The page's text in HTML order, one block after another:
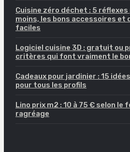
Cuisine zéro déchet : 5
moins, les bons accessoires et
faciles
Logiciel cuisine 3D : gratuit ou
critères qui font vraiment le
Cadeaux pour jardinier : 15
pour tous les profils
Lino prix m2 : 10 à 75 € selon le
ragréage